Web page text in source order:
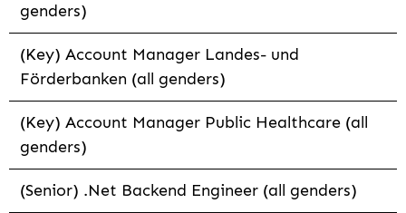
genders)
(Key) Account Manager Landes- und
Förderbanken (all genders)
(Key) Account Manager Public Healthcare (all
genders)
(Senior) .Net Backend Engineer (all genders)